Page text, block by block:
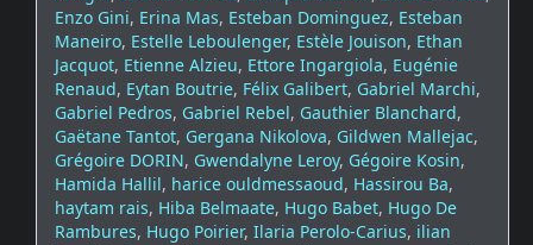
Enzo Gini, Erina Mas, Esteban Dominguez, Esteban
Maneiro, Estelle Leboulenger, Estèle Jouison, Ethan
Jacquot, Etienne Alzieu, Ettore Ingargiola, Eugénie
Renaud, Eytan Boutrie, Félix Galibert, Gabriel Marchi,
Gabriel Pedros, Gabriel Rebel, Gauthier Blanchard,
Gaëtane Tantot, Gergana Nikolova, Gildwen Mallejac,
Grégoire DORIN, Gwendalyne Leroy, Gégoire Kosin,
Hamida Hallil, harice ouldmessaoud, Hassirou Ba,
haytam rais, Hiba Belmaate, Hugo Babet, Hugo De
Rambures, Hugo Poirier, Ilaria Perolo-Carius, ilian